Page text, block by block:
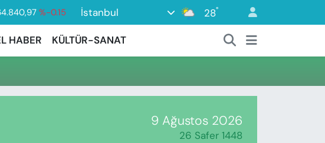
%-0.15
47,7436
%0.18
55,2510 %0.32
6660.55 %0
İstanbul 28°
HABER KÜLTÜR-SANAT
9 Ağustos 2026
26 Safer 1448